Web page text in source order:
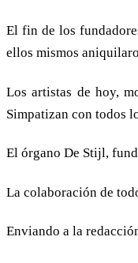
El fin de los
ellos mismos
Los artistas de hoy,
Simpatizan con todos
El órgano De Stijl,
La colaboración de
Enviando a la